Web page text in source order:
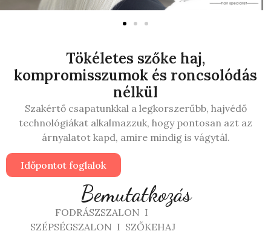
Tökéletes szőke haj,
kompromisszumok és roncsolódás
nélkül
Szakértő csapatunkkal a legkorszerűbb, hajvédő
technológiákat alkalmazzuk, hogy pontosan azt az
árnyalatot kapd, amire mindig is vágytál.
Időpontot foglalok
Bemutatkozás
FODRÁSZSZALON I
SZÉPSÉGSZALON I SZŐKEHAJ